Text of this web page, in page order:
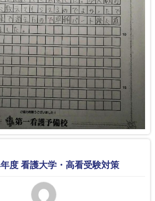
度 看護大学・高看受験対策